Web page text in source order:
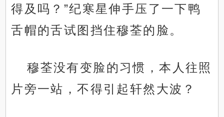
得及吗？”纪寒星伸手压了一下鸭
舌帽的舌试图挡住穆荃的脸。
穆荃没有变脸的习惯，本人往照
片旁一站，不得引起轩然大波？